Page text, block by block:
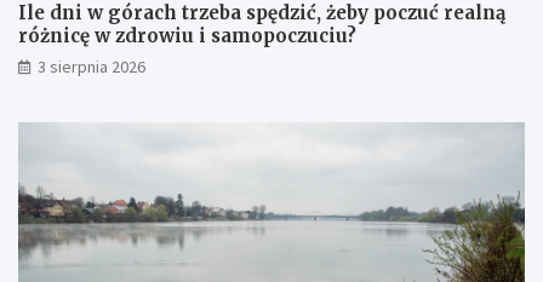
Ile dni w górach trzeba spędzić, żeby poczuć realną
różnicę w zdrowiu i samopoczuciu?
3 sierpnia 2026